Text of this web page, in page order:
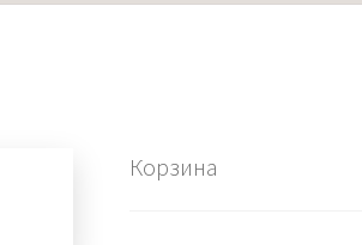
Корзина